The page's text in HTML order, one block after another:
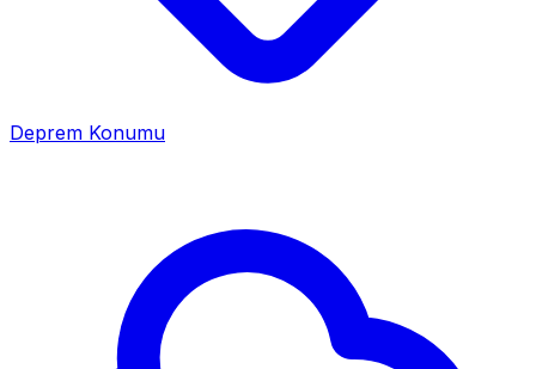
Deprem Konumu